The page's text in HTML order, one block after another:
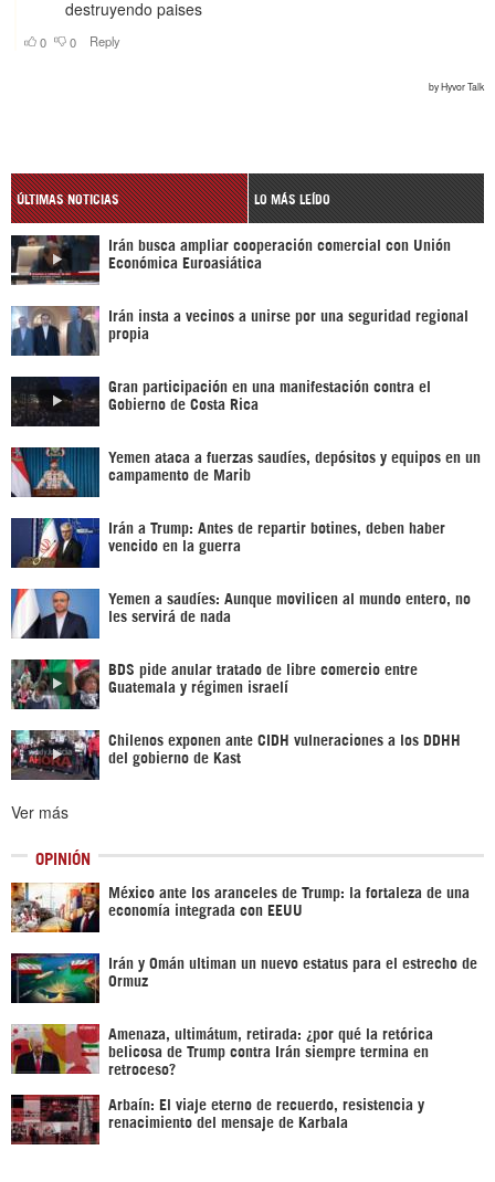
ÚLTIMAS NOTICIAS LO MÁS LEÍDO
Irán busca ampliar cooperación comercial con Unión
Económica Euroasiática
Irán insta a vecinos a unirse por una seguridad regional
propia
Gran participación en una manifestación contra el
Gobierno de Costa Rica
Yemen ataca a fuerzas saudíes, depósitos y equipos en un
campamento de Marib
Irán a Trump: Antes de repartir botines, deben haber
vencido en la guerra
Yemen a saudíes: Aunque movilicen al mundo entero, no
les servirá de nada
BDS pide anular tratado de libre comercio entre
Guatemala y régimen israelí
Chilenos exponen ante CIDH vulneraciones a los DDHH
del gobierno de Kast
Ver más
OPINIÓN
México ante los aranceles de Trump: la fortaleza de una
economía integrada con EEUU
Irán y Omán ultiman un nuevo estatus para el estrecho de
Ormuz
Amenaza, ultimátum, retirada: ¿por qué la retórica
belicosa de Trump contra Irán siempre termina en
retroceso?
Arbaín: El viaje eterno de recuerdo, resistencia y
renacimiento del mensaje de Karbala